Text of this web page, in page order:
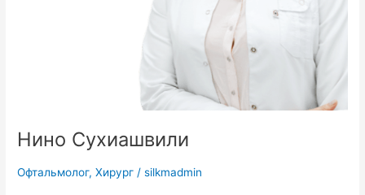
Нино Сухиашвили
Офтальмолог,Хирург /silkmadmin